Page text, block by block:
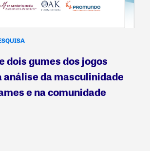
dois gumes dos jogos
análise da masculinidade
e na comunidade